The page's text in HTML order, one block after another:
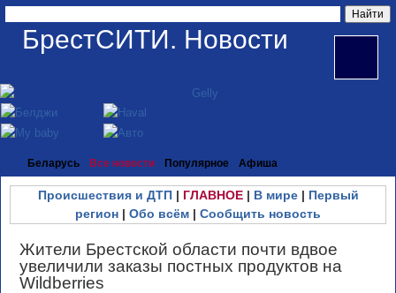
БрестСИТИ. Новости
Беларусь Все новости Популярное Афиша
Происшествия и ДТП| ГЛАВНОЕ| В мире| Первый
регион | Обо всём | Сообщить новость
Жители Брестской области почти вдвое
увеличили заказы постных продуктов на
Wildberries